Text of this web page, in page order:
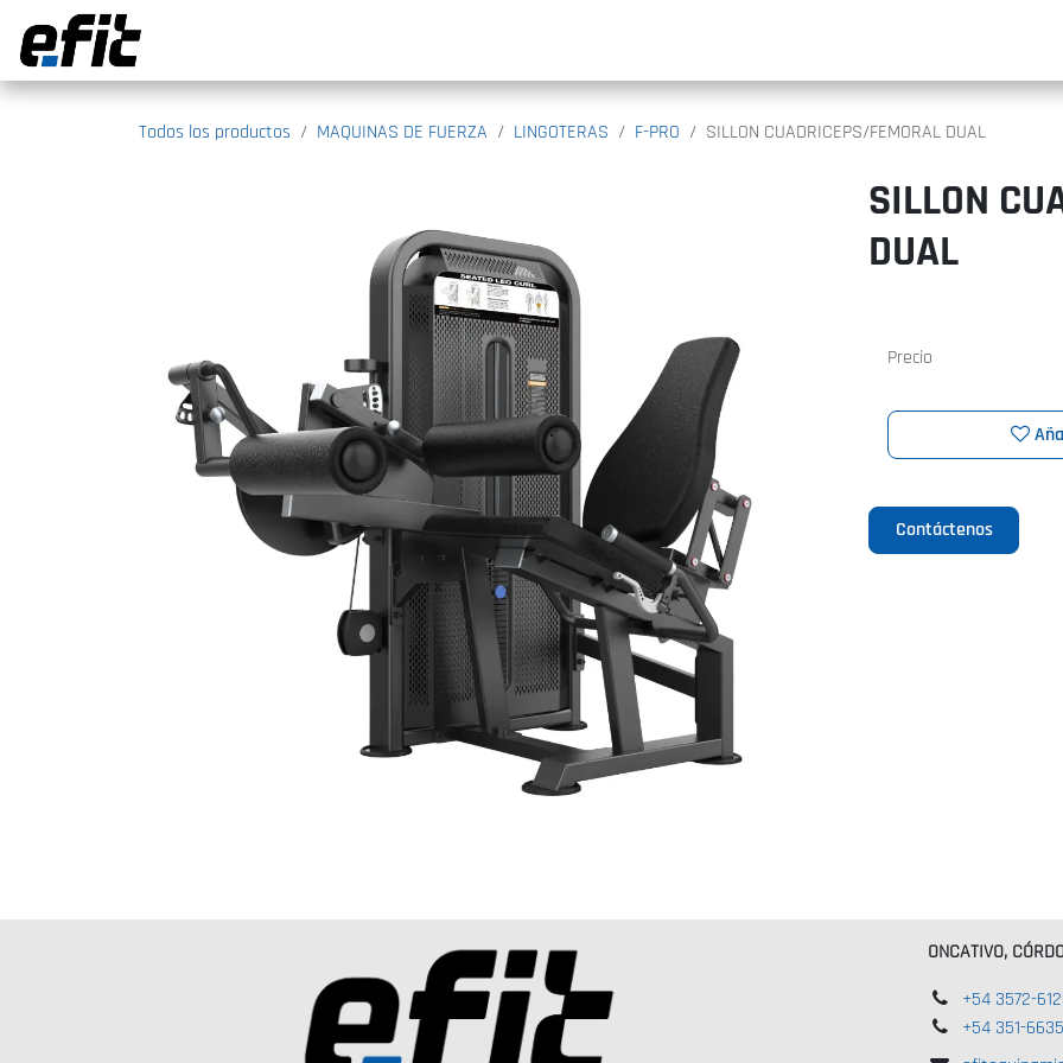
Ir al contenido
Todos los productos MAQUINAS DE FUERZA LINGOTERAS F-PRO SILLON CUADRICEPS/FEMORAL DUAL
SILLON
DUAL
Precio
Contáctenos
ONCATIVO,
+54 3572-
+54 351-